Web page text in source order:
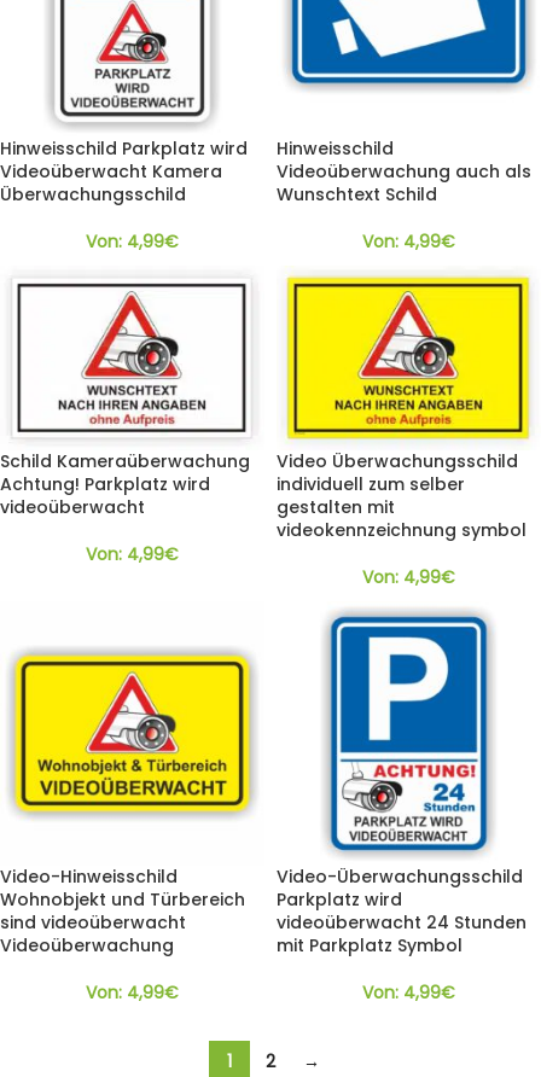
Hinweisschild Parkplatz wird
Videoüberwacht Kamera
Überwachungsschild
Von: 4,99€
Hinweisschild
Videoüberwachung auch als
Wunschtext Schild
Von: 4,99€
Schild Kameraüberwachung
Achtung! Parkplatz wird
videoüberwacht
Von: 4,99€
Video Überwachungsschild
individuell zum selber
gestalten mit
videokennzeichnung symbol
Von: 4,99€
Video-Hinweisschild
Wohnobjekt und Türbereich
sind videoüberwacht
Videoüberwachung
Von: 4,99€
Video-Überwachungsschild
Parkplatz wird
videoüberwacht 24 Stunden
mit Parkplatz Symbol
Von: 4,99€
1 2 →